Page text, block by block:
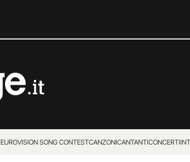
EUROVISION SONG CONTESTCANZONICANTANTICONCERTI